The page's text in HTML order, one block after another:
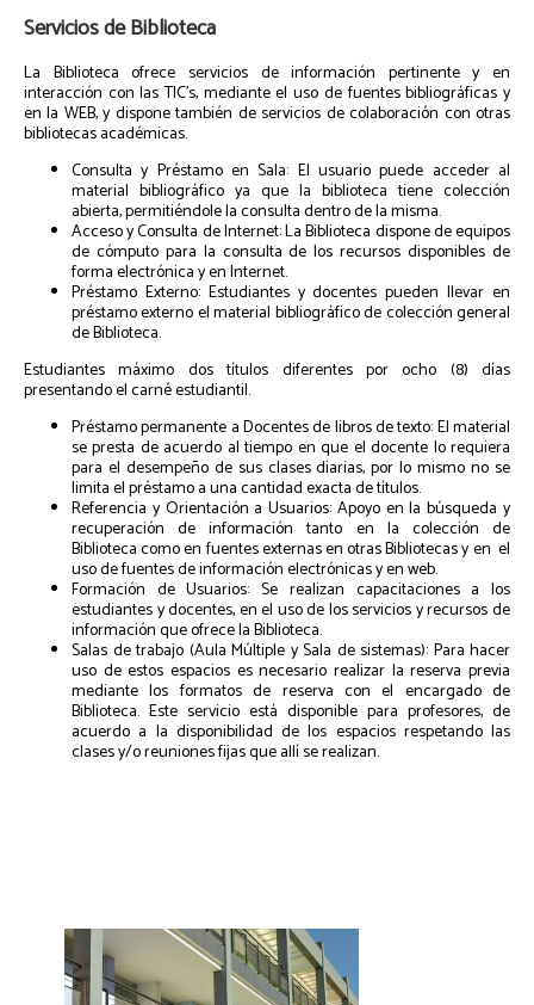
Servicios de Biblioteca
La Biblioteca ofrece servicios de información pertinente y en
interacción con las TIC’s, mediante el uso de fuentes bibliográficas y
en la WEB, y dispone también de servicios de colaboración con otras
bibliotecas académicas.
Consulta y Préstamo en Sala: El usuario puede acceder al
material bibliográfico ya que la biblioteca tiene colección
abierta, permitiéndole la consulta dentro de la misma.
Acceso y Consulta de Internet: La Biblioteca dispone de equipos
de cómputo para la consulta de los recursos disponibles de
forma electrónica y en Internet.
Préstamo Externo: Estudiantes y docentes pueden llevar en
préstamo externo el material bibliográfico de colección general
de Biblioteca.
Estudiantes máximo dos títulos diferentes por ocho (8) días
presentando el carné estudiantil.
Préstamo permanente a Docentes de libros de texto: El material
se presta de acuerdo al tiempo en que el docente lo requiera
para el desempeño de sus clases diarias, por lo mismo no se
limita el préstamo a una cantidad exacta de títulos.
Referencia y Orientación a Usuarios: Apoyo en la búsqueda y
recuperación de información tanto en la colección de
Biblioteca como en fuentes externas en otras Bibliotecas y en el
uso de fuentes de información electrónicas y en web.
Formación de Usuarios: Se realizan capacitaciones a los
estudiantes y docentes, en el uso de los servicios y recursos de
información que ofrece la Biblioteca.
Salas de trabajo (Aula Múltiple y Sala de sistemas): Para hacer
uso de estos espacios es necesario realizar la reserva previa
mediante los formatos de reserva con el encargado de
Biblioteca. Este servicio está disponible para profesores, de
acuerdo a la disponibilidad de los espacios respetando las
clases y/o reuniones fijas que allí se realizan.